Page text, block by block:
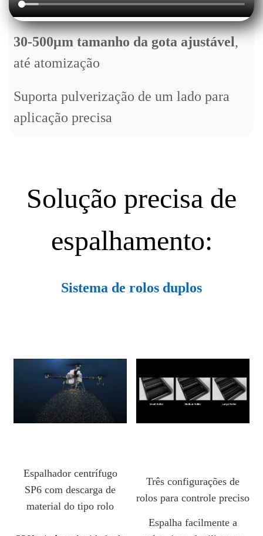
30-500μmtamanho da gotaajustável,
até atomização
Suporta pulverização de um lado para
aplicação precisa
Solução precisa de
espalhamento:
Sistema de rolos duplos
Espalhador centrífugo
SP6 com descarga de
material do tipo rolo
Três configurações de
rolos para controle preciso
Espalha facilmente a